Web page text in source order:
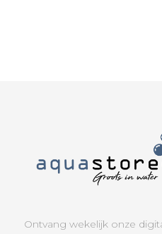
Ontvang wekelijk onze